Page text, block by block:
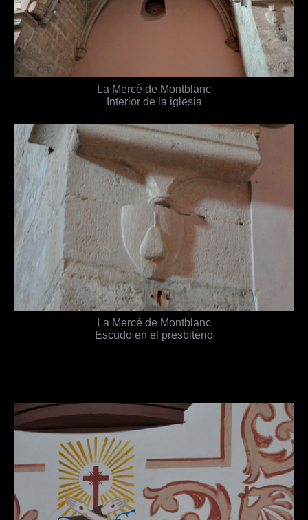
La Mercè de Montblanc
Interior de la iglesia
La Mercè de Montblanc
Escudo en el presbiterio